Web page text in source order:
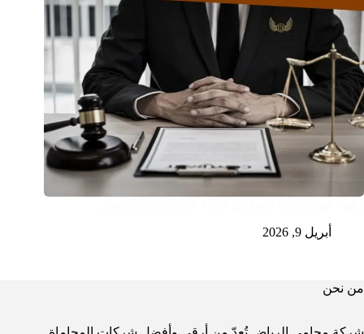
أبريل 9, 2026
من نحن